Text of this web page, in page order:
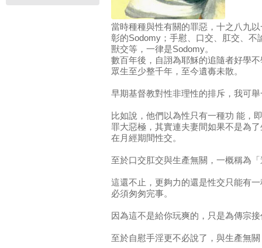
當時種種與性有關的罪惡，十之八九
彰的Sodomy；手慰、口交、肛交、不
獸交等，一律是Sodomy。
數百年後，自詡為耶穌的追隨者好學
眾生至少整千年，至今遺毐未散。
早期基督教對性非理性的排斥，我可
比如說，他們以為性只有一種功 能，
罪大惡極，其實連夫妻間如果不是為
在月經期間性交。
至於口交肛交與生產無關，一概稱為
這還不止，更夠力的還是性交只能有
必須匆匆完事。
因為這不是給你玩爽的，只是為傳宗
至於自慰手淫更不必說了，與生產無